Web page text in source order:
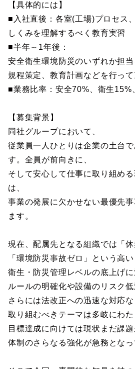
【具体的には】
■入社直後：各室(工場)プロセス
しくみを理解するべく教育実習
■半年～1年後：
安全衛生環境防災のいずれか担当
規程策定、教育計画などを行って
■業務比率：安全70%、衛生15%
【募集背景】
同社グループにおいて、
従業員一人ひとりは企業の土台
す。全員が前向きに、
そして安心して仕事に取り組め
は、
事業の発展に欠かせない最優先
ます。
現在、配属先となる組織では「休
「環境防災事故ゼロ」という高
衛生・防災管理レベルの底上げに
ルールの明確化や設備のリスク低
さらには法改正への迅速な対応な
取り組むべきテーマは多岐にわた
目標達成に向けては現状まだ課題
体制のさらなる強化が急務となっ